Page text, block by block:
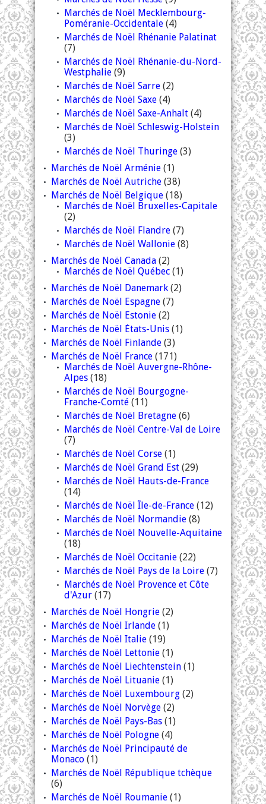
Marchés de Noël Mecklembourg-
Poméranie-Occidentale (4)
Marchés de Noël Rhénanie Palatinat
(7)
Marchés de Noël Rhénanie-du-Nord-
Westphalie (9)
Marchés de Noël Sarre (2)
Marchés de Noël Saxe (4)
Marchés de Noël Saxe-Anhalt (4)
Marchés de Noël Schleswig-Holstein
(3)
Marchés de Noël Thuringe (3)
Marchés de Noël Arménie (1)
Marchés de Noël Autriche (38)
Marchés de Noël Belgique (18)
Marchés de Noël Bruxelles-Capitale
(2)
Marchés de Noël Flandre (7)
Marchés de Noël Wallonie (8)
Marchés de Noël Canada (2)
Marchés de Noël Québec (1)
Marchés de Noël Danemark (2)
Marchés de Noël Espagne (7)
Marchés de Noël Estonie (2)
Marchés de Noël États-Unis (1)
Marchés de Noël Finlande (3)
Marchés de Noël France (171)
Marchés de Noël Auvergne-Rhône-
Alpes (18)
Marchés de Noël Bourgogne-
Franche-Comté (11)
Marchés de Noël Bretagne (6)
Marchés de Noël Centre-Val de Loire
(7)
Marchés de Noël Corse (1)
Marchés de Noël Grand Est (29)
Marchés de Noël Hauts-de-France
(14)
Marchés de Noël Île-de-France (12)
Marchés de Noël Normandie (8)
Marchés de Noël Nouvelle-Aquitaine
(18)
Marchés de Noël Occitanie (22)
Marchés de Noël Pays de la Loire (7)
Marchés de Noël Provence et Côte
d'Azur (17)
Marchés de Noël Hongrie (2)
Marchés de Noël Irlande (1)
Marchés de Noël Italie (19)
Marchés de Noël Lettonie (1)
Marchés de Noël Liechtenstein (1)
Marchés de Noël Lituanie (1)
Marchés de Noël Luxembourg (2)
Marchés de Noël Norvège (2)
Marchés de Noël Pays-Bas (1)
Marchés de Noël Pologne (4)
Marchés de Noël Principauté de
Monaco (1)
Marchés de Noël République tchèque
(6)
Marchés de Noël Roumanie (1)